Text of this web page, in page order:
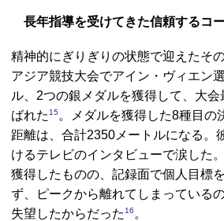
長年指導を受けてきた信頼するコ
精神的にぎりぎりの状態で迎えたそ
アジア競技大会でアイン・ヴィエン
ル、2つの銀メダルを獲得して、大
ばれた 15。メダルを獲得した8種目の
距離は、合計2350メートルになる。
けるテレビのインタビューで涙した
獲得したものの、記録面で個人目標
ず、ピークから離れてしまっている
失望したからだった 16 。